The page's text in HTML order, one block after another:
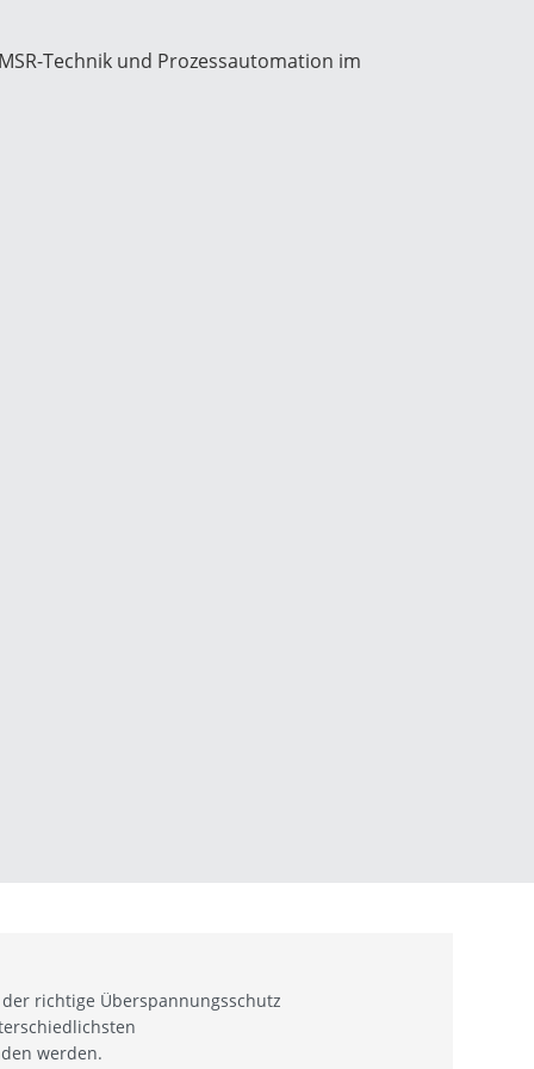
Technik und Prozessautomation im
richtige Überspannungsschutz
werden.